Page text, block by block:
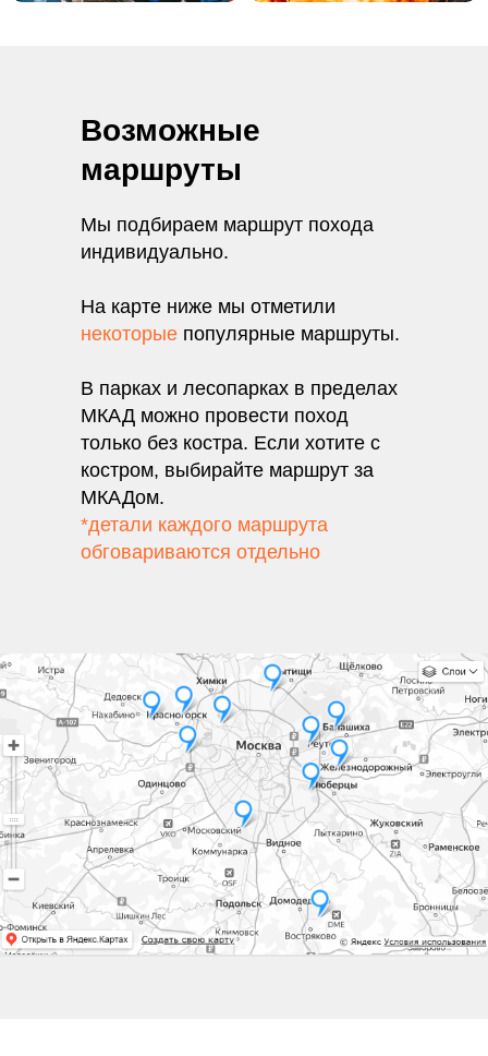
Мы подбираем маршрут похода
индивидуально.
На карте ниже мы отметили
некоторые популярные маршруты.
В парках и лесопарках в пределах
МКАД можно провести поход
только без костра. Если хотите с
костром, выбирайте маршрут за
МКАДом.
*детали каждого маршрута
обговариваются отдельно
Возможные
маршруты
Мы в Rutube